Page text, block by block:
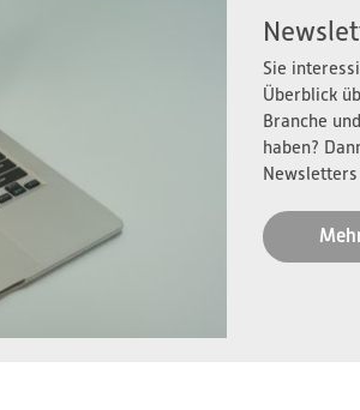
Sie
Überblick
Branche
haben?
Newsletters